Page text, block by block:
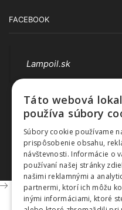
FACEBOOK
Lampoil.sk
© www.lampoil.sk |
Ochrana osobných
Obchodné
Táto webová
používa súbory
Súbory cookie používame
prispôsobenie obsahu,
návštevnosti. Informácie o
používaní našej stránky
našimi reklamnými a
partnermi, ktorí ich môžu
inými informáciami, ktoré